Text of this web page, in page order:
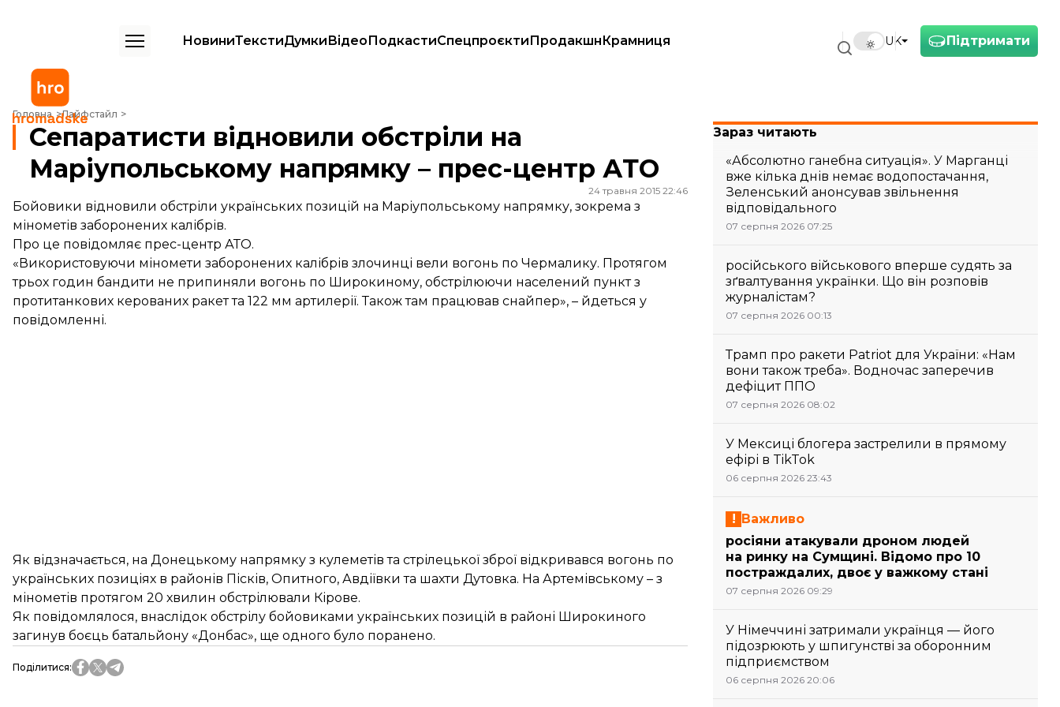
Підтримати
UK
НовиниТекстиДумкиВідеоПодкастиСпецпроєктиПродакшнКрамниця
Головна Лайфстайл
Сепаратисти відновили обстріли на Маріупольському напрямку – прес-центр АТО
Сепаратисти відновили обстріли на
Маріупольському напрямку – прес-центр АТО
24 травня 2015 22:46
Бойовики відновили обстріли українських позицій на Маріупольському напрямку, зокрема з
мінометів заборонених калібрів.
Про це повідомляє прес-центр АТО.
«Використовуючи міномети заборонених калібрів злочинці вели вогонь по Чермалику. Протягом
трьох годин бандити не припиняли вогонь по Широкиному, обстрілюючи населений пункт з
протитанкових керованих ракет та 122 мм артилерії. Також там працював снайпер», – йдеться у
повідомленні.
Як відзначається, на Донецькому напрямку з кулеметів та стрілецької зброї відкривався вогонь по
українських позиціях в районів Пісків, Опитного, Авдіївки та шахти Дутовка. На Артемівському – з
мінометів протягом 20 хвилин обстрілювали Кірове.
Як повідомлялося, внаслідок обстрілу бойовиками українських позицій в районі Широкиного
загинув боєць батальйону «Донбас», ще одного було поранено.
Поділитися:
Зараз читають
«Абсолютно ганебна ситуація». У Марганці
вже кілька днів немає водопостачання,
Зеленський анонсував звільнення
відповідального
07 серпня 2026 07:25
російського військового вперше судять за
зґвалтування українки. Що він розповів
журналістам?
07 серпня 2026 00:13
Трамп про ракети Patriot для України: «Нам
вони також треба». Водночас заперечив
дефіцит ППО
07 серпня 2026 08:02
У Мексиці блогера застрелили в прямому
ефірі в TikTok
06 серпня 2026 23:43
Важливо
росіяни атакували дроном людей
на ринку на Сумщині. Відомо про 10
постраждалих, двоє у важкому стані
07 серпня 2026 09:29
У Німеччині затримали українця — його
підозрюють у шпигунстві за оборонним
підприємством
06 серпня 2026 20:06